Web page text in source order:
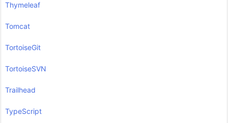
Thymeleaf
Tomcat
TortoiseGit
TortoiseSVN
Trailhead
TypeScript